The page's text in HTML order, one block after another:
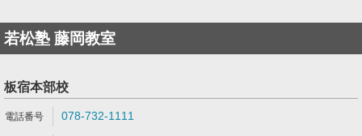
若松塾 藤岡教室
板宿本部校
078-732-1111